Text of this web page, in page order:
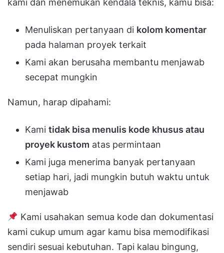
kami dan menemukan kendala teknis, kamu bisa:
Menuliskan pertanyaan di kolom komentar
pada halaman proyek terkait
Kami akan berusaha membantu menjawab
secepat mungkin
Namun, harap dipahami:
Kami tidak bisa menulis kode khusus atau
proyek kustom atas permintaan
Kami juga menerima banyak pertanyaan
setiap hari, jadi mungkin butuh waktu untuk
menjawab
Kami usahakan semua kode dan dokumentasi
kami cukup umum agar kamu bisa memodifikasi
sendiri sesuai kebutuhan. Tapi kalau bingung,